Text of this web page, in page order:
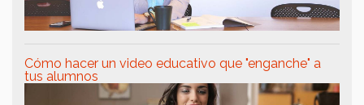
Cómo hacer un video educativo que "enganche" a
tus alumnos